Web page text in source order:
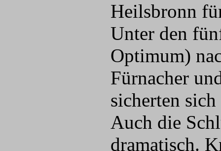
Heilsbronn
Unter den
Optimum)
Fürnacher
sicherten
Auch die
dramatisch.